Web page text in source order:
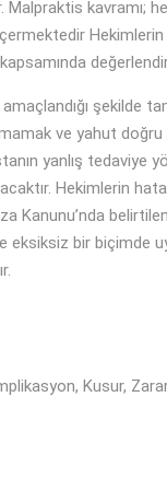
Malpraktis kavramı;
şekilde
ve yahut
yanlış tedaviye
Hekimlerin
Kanunu’nda
eksiksiz bir biçimde
Kusur,